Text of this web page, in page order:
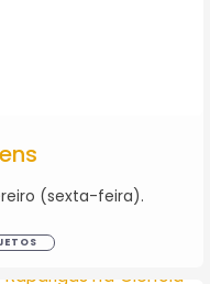
(sexta-feira).